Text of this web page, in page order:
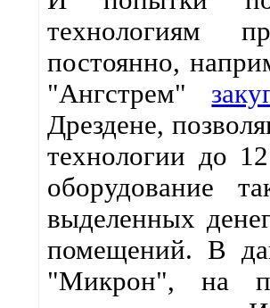
технологиям
постоянно,
"Ангстрем"
Дрездене,
технологии до
оборудование
выделенных
помещений. В
"Микрон", на